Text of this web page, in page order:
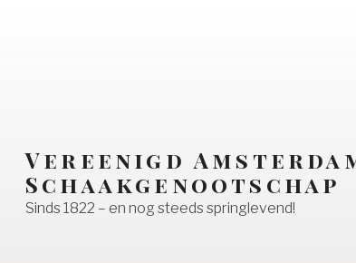
Vereenigd
Schaakgenootschap
Sinds 1822 – en nog steeds springlevend!